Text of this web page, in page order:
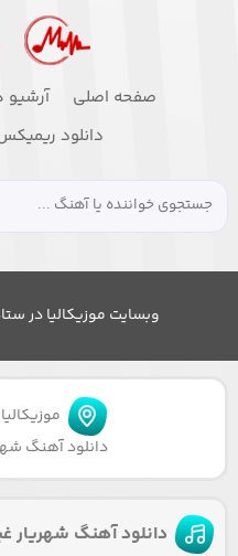
صفحه اصلی آرشیو
دانلود
وبسایت موزیکالیا در
موزیکالیا
دانلود آهنگ
دانلود آهنگ شهریار